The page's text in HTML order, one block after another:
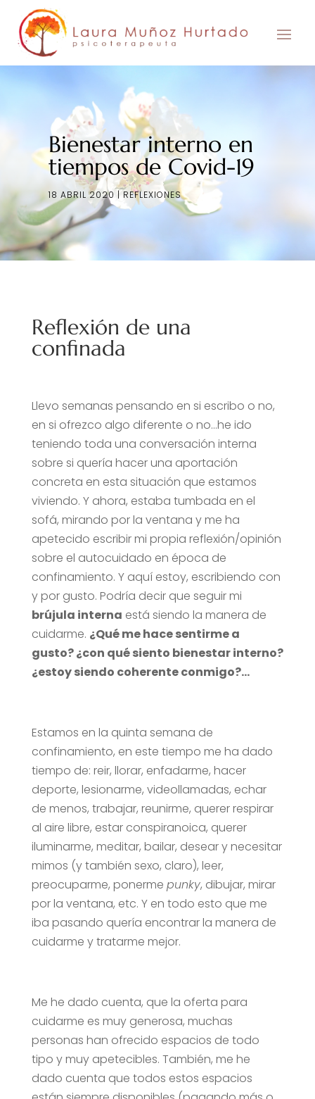
content
Bienestar interno en
tiempos de Covid-19
18 ABRIL 2020 REFLEXIONES
Reflexión de una
confinada
Llevo semanas pensando en si escribo o no,
en si ofrezco algo diferente o no…he ido
teniendo toda una conversación interna
sobre si quería hacer una aportación
concreta en esta situación que estamos
viviendo. Y ahora, estaba tumbada en el
sofá, mirando por la ventana y me ha
apetecido escribir mi propia reflexión/opinión
sobre el autocuidado en época de
confinamiento. Y aquí estoy, escribiendo con
y por gusto. Podría decir que seguir mi
brújula interna está siendo la manera de
cuidarme. ¿Qué me hace sentirme a
gusto? ¿con qué siento bienestar interno?
¿estoy siendo coherente conmigo?…
Estamos en la quinta semana de
confinamiento, en este tiempo me ha dado
tiempo de: reir, llorar, enfadarme, hacer
deporte, lesionarme, videollamadas, echar
de menos, trabajar, reunirme, querer respirar
al aire libre, estar conspiranoica, querer
iluminarme, meditar, bailar, desear y necesitar
mimos (y también sexo, claro), leer,
preocuparme, ponerme punky, dibujar, mirar
por la ventana, etc. Y en todo esto que me
iba pasando quería encontrar la manera de
cuidarme y tratarme mejor.
Me he dado cuenta, que la oferta para
cuidarme es muy generosa, muchas
personas han ofrecido espacios de todo
tipo y muy apetecibles. También, me he
dado cuenta que todos estos espacios